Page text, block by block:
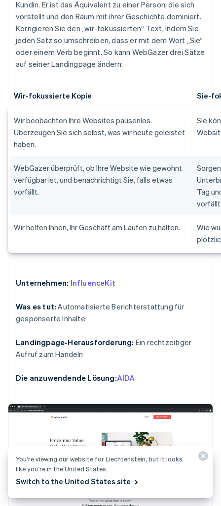
Kundin. Er ist das Äquivalent zu einer Person, die sich
vorstellt und den Raum mit ihrer Geschichte dominiert.
Korrigieren Sie den „wir-fokussierten“ Text, indem Sie
jeden Satz so umschreiben, dass er mit dem Wort „Sie“
oder einem Verb beginnt. So kann WebGazer drei Sätze
auf seiner Landingpage ändern:
Wir-fokussierte Kopie Sie-
Wir beobachten Ihre Websites pausenlos.
Überzeugen Sie sich selbst, was wir heute geleistet
haben.
Sie
WebGazer überprüft, ob Ihre Website wie gewohnt
verfügbar ist, und benachrichtigt Sie, falls etwas
vorfällt.
Tag
Wir helfen Ihnen, Ihr Geschäft am Laufen zu halten.
Wie
Unternehmen: InfluenceKit
Was es tut: Automatisierte Berichterstattung für
gesponserte Inhalte
Landingpage-Herausforderung: Ein rechtzeitiger
Aufruf zum Handeln
Die anzuwendende Lösung:AIDA
You’re viewing our website for Liechtenstein, but it looks
like you’re in the United States.
Switch to the United States site